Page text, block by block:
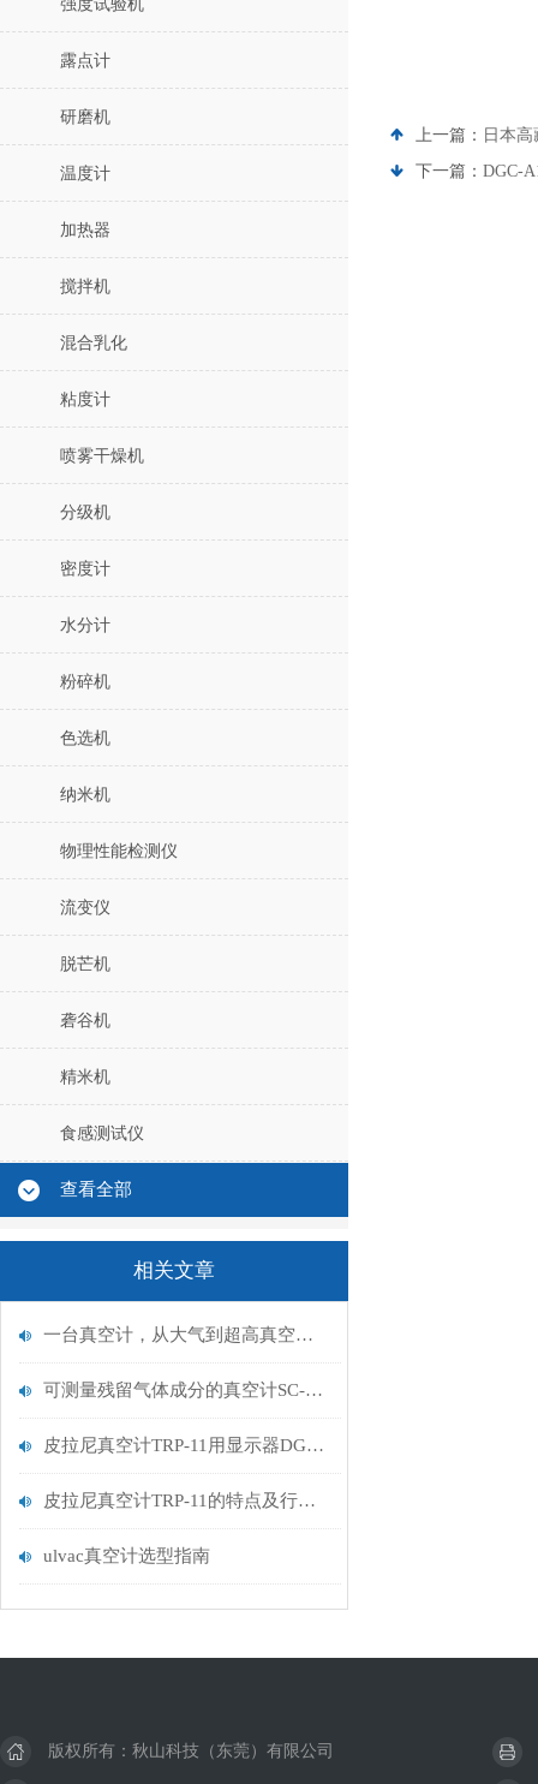
强度试验机
露点计
研磨机
温度计
加热器
搅拌机
混合乳化
粘度计
喷雾干燥机
分级机
密度计
水分计
粉碎机
色选机
纳米机
物理性能检测仪
流变仪
脱芒机
砻谷机
精米机
食感测试仪
查看全部
相关文章
一台真空计，从大气到超高真空：日本VISTA CC-10-NW25宽量程真空计
可测量残留气体成分的真空计SC-10的特点
皮拉尼真空计TRP-11用显示器DGC-A31介绍
皮拉尼真空计TRP-11的特点及行业运用分析
ulvac真空计选型指南
上一篇： 日本
下一篇： DGC-
版权所有：秋山科技（东莞）有限公司